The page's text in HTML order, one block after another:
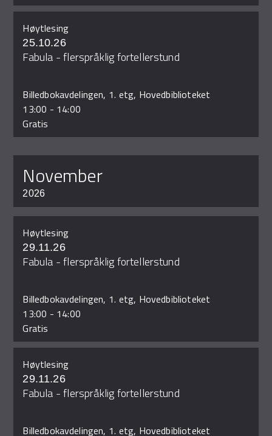
Høytlesing
25.10.26
Fabula - flerspråklig fortellerstund
Billedbokavdelingen, 1. etg, Hovedbiblioteket
13:00 - 14:00
Gratis
november
2026
Høytlesing
29.11.26
Fabula - flerspråklig fortellerstund
Billedbokavdelingen, 1. etg, Hovedbiblioteket
13:00 - 14:00
Gratis
Høytlesing
29.11.26
Fabula - flerspråklig fortellerstund
Billedbokavdelingen, 1. etg, Hovedbiblioteket